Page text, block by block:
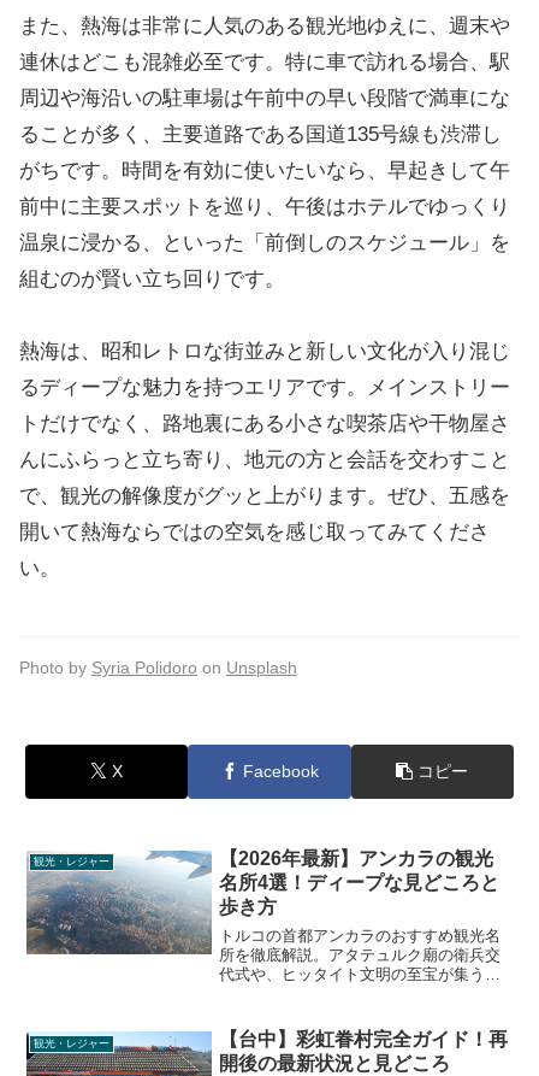
また、熱海は非常に人気のある観光地ゆえに、週末や
連休はどこも混雑必至です。特に車で訪れる場合、駅
周辺や海沿いの駐車場は午前中の早い段階で満車にな
ることが多く、主要道路である国道135号線も渋滞し
がちです。時間を有効に使いたいなら、早起きして午
前中に主要スポットを巡り、午後はホテルでゆっくり
温泉に浸かる、といった「前倒しのスケジュール」を
組むのが賢い立ち回りです。
熱海は、昭和レトロな街並みと新しい文化が入り混じ
るディープな魅力を持つエリアです。メインストリー
トだけでなく、路地裏にある小さな喫茶店や干物屋さ
んにふらっと立ち寄り、地元の方と会話を交わすこと
で、観光の解像度がグッと上がります。ぜひ、五感を
開いて熱海ならではの空気を感じ取ってみてくださ
い。
Photo by Syria Polidoro on Unsplash
X Facebook コピー
観光・レジャー
【2026年最新】アンカラの観光
名所4選！ディープな見どころと
歩き方
トルコの首都アンカラのおすすめ観光名
所を徹底解説。アタテュルク廟の衛兵交
代式や、ヒッタイト文明の至宝が集うア
べきリアルな現地情報や注意点をお届け
します。
観光・レジャー
【台中】彩虹眷村完全ガイド！再
開後の最新状況と見どころ